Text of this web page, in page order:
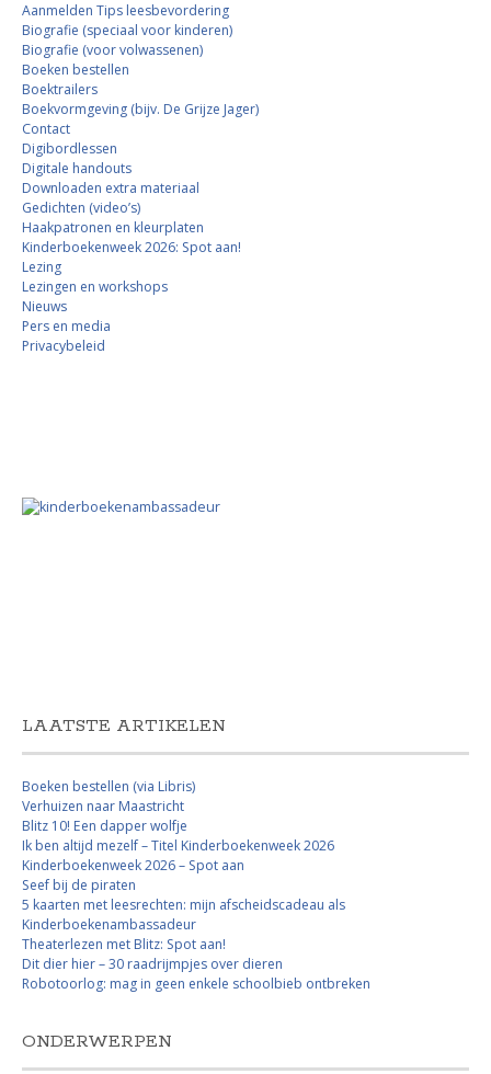
Aanmelden Tips leesbevordering
Biografie (speciaal voor kinderen)
Biografie (voor volwassenen)
Boeken bestellen
Boektrailers
Boekvormgeving (bijv. De Grijze Jager)
Contact
Digibordlessen
Digitale handouts
Downloaden extra materiaal
Gedichten (video’s)
Haakpatronen en kleurplaten
Kinderboekenweek 2026: Spot aan!
Lezing
Lezingen en workshops
Nieuws
Pers en media
Privacybeleid
LAATSTE ARTIKELEN
Boeken bestellen (via Libris)
Verhuizen naar Maastricht
Blitz 10! Een dapper wolfje
Ik ben altijd mezelf – Titel Kinderboekenweek 2026
Kinderboekenweek 2026 – Spot aan
Seef bij de piraten
5 kaarten met leesrechten: mijn afscheidscadeau als
Kinderboekenambassadeur
Theaterlezen met Blitz: Spot aan!
Dit dier hier – 30 raadrijmpjes over dieren
Robotoorlog: mag in geen enkele schoolbieb ontbreken
ONDERWERPEN